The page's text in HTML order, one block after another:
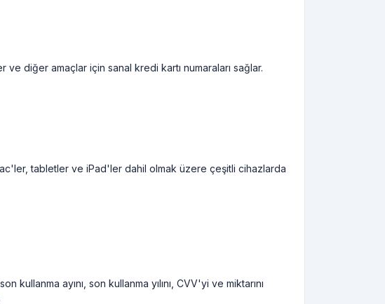
ve diğer amaçlar için sanal kredi kartı numaraları sağlar.
tabletler ve iPad'ler dahil olmak üzere çeşitli cihazlarda
kullanma ayını, son kullanma yılını, CVV'yi ve miktarını